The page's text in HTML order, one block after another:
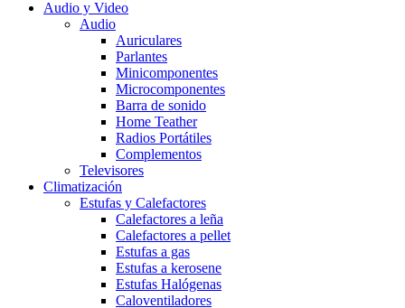
Audio y Video
Audio
Auriculares
Parlantes
Minicomponentes
Microcomponentes
Barra de sonido
Home Teather
Radios Portátiles
Complementos
Televisores
Climatización
Estufas y Calefactores
Calefactores a leña
Calefactores a pellet
Estufas a gas
Estufas a kerosene
Estufas Halógenas
Caloventiladores